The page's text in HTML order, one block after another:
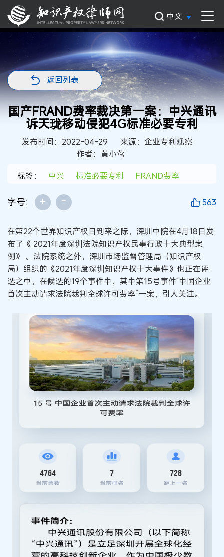
中文
返回列表
国产FRAND费率裁决第一案：中兴通讯
诉天珑移动侵犯4G标准必要专利
发布时间：2022-04-29
来源：企业专利观察
作者：黄小莺
标签：
中兴 标准必要专利 FRAND费率
字号: + - 563
在第22个世界知识产权日到来之际，深圳中院在4月18日发
布了《 2021年度深圳法院知识产权民事行政十大典型案
例》 。法院系统之外，深圳市场监督管理局（知识产权
局）组织的《2021年度深圳知识产权十大事件》也正在评
选之中，在候选的19个事件中，其中第15号事件“中国企业
首次主动请求法院裁判全球许可费率”一案，引人关注。